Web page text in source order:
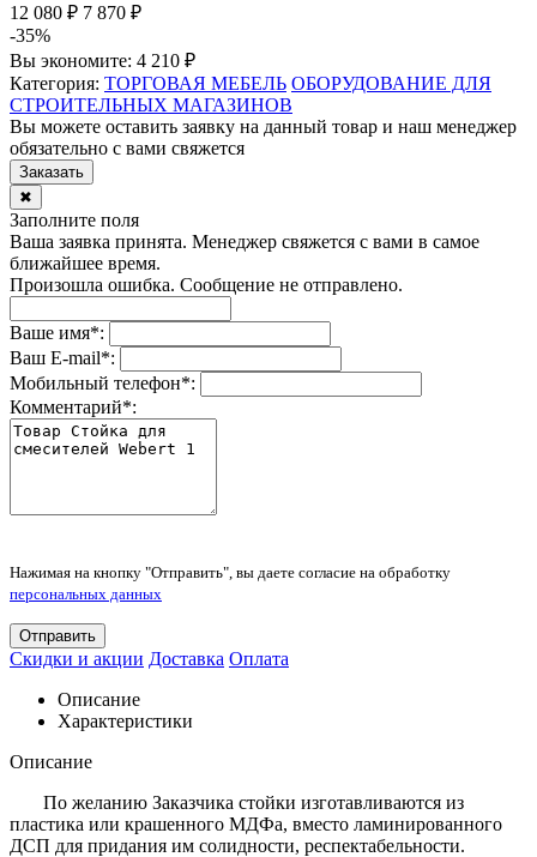
12 080 ₽ 7 870 ₽
-35%
Вы экономите: 4 210 ₽
Категория: ТОРГОВАЯ МЕБЕЛЬ ОБОРУДОВАНИЕ ДЛЯ
СТРОИТЕЛЬНЫХ МАГАЗИНОВ
Вы можете оставить заявку на данный товар и наш менеджер
обязательно с вами свяжется
Заказать
✖
Заполните поля
Ваша заявка принята. Менеджер свяжется с вами в самое
ближайшее время.
Произошла ошибка. Сообщение не отправлено.
Ваше имя*:
Ваш E-mail*:
Мобильный телефон*:
Комментарий*:
Нажимая на кнопку "Отправить", вы даете согласие на обработку
персональных данных
Отправить
Скидки и акции Доставка Оплата
Описание
Характеристики
Описание
По желанию Заказчика стойки изготавливаются из
пластика или крашенного МДФа, вместо ламинированного
ДСП для придания им солидности, респектабельности.